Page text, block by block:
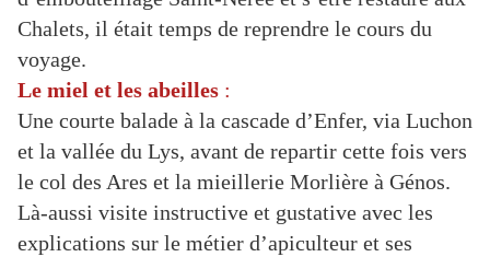
Chalets, il était temps de reprendre le cours du
voyage.
Le miel et les abeilles :
Une courte balade à la cascade d’Enfer, via Luchon
et la vallée du Lys, avant de repartir cette fois vers
le col des Ares et la mieillerie Morlière à Génos.
Là-aussi visite instructive et gustative avec les
explications sur le métier d’apiculteur et ses